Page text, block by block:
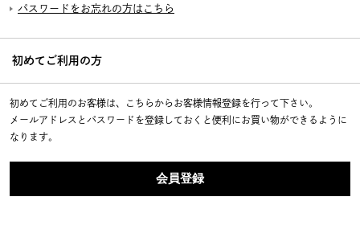
パスワードをお忘れの方はこちら
初めてご利用の方
初めてご利用のお客様は、こちらからお客様情報登録を行って下さい。
メールアドレスとパスワードを登録しておくと便利にお買い物ができるように
なります。